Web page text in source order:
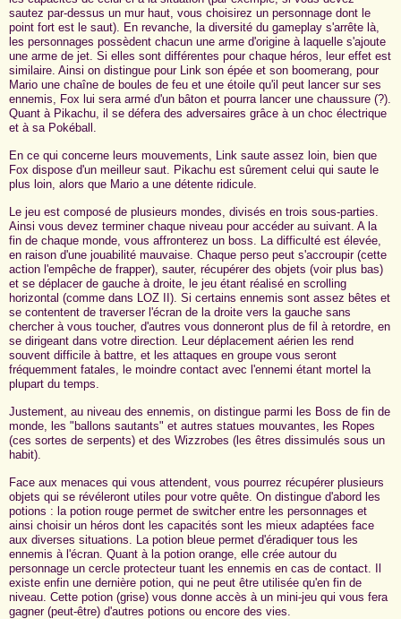
sautez par-dessus un mur haut, vous choisirez un personnage dont le
point fort est le saut). En revanche, la diversité du gameplay s'arrête là,
les personnages possèdent chacun une arme d'origine à laquelle s'ajoute
une arme de jet. Si elles sont différentes pour chaque héros, leur effet est
similaire. Ainsi on distingue pour Link son épée et son boomerang, pour
Mario une chaîne de boules de feu et une étoile qu'il peut lancer sur ses
ennemis, Fox lui sera armé d'un bâton et pourra lancer une chaussure (?).
Quant à Pikachu, il se défera des adversaires grâce à un choc électrique
et à sa Pokéball.
En ce qui concerne leurs mouvements, Link saute assez loin, bien que
Fox dispose d'un meilleur saut. Pikachu est sûrement celui qui saute le
plus loin, alors que Mario a une détente ridicule.
Le jeu est composé de plusieurs mondes, divisés en trois sous-parties.
Ainsi vous devez terminer chaque niveau pour accéder au suivant. A la
fin de chaque monde, vous affronterez un boss. La difficulté est élevée,
en raison d'une jouabilité mauvaise. Chaque perso peut s'accroupir (cette
action l'empêche de frapper), sauter, récupérer des objets (voir plus bas)
et se déplacer de gauche à droite, le jeu étant réalisé en scrolling
horizontal (comme dans LOZ II). Si certains ennemis sont assez bêtes et
se contentent de traverser l'écran de la droite vers la gauche sans
chercher à vous toucher, d'autres vous donneront plus de fil à retordre, en
se dirigeant dans votre direction. Leur déplacement aérien les rend
souvent difficile à battre, et les attaques en groupe vous seront
fréquemment fatales, le moindre contact avec l'ennemi étant mortel la
plupart du temps.
Justement, au niveau des ennemis, on distingue parmi les Boss de fin de
monde, les "ballons sautants" et autres statues mouvantes, les Ropes
(ces sortes de serpents) et des Wizzrobes (les êtres dissimulés sous un
habit).
Face aux menaces qui vous attendent, vous pourrez récupérer plusieurs
objets qui se révéleront utiles pour votre quête. On distingue d'abord les
potions : la potion rouge permet de switcher entre les personnages et
ainsi choisir un héros dont les capacités sont les mieux adaptées face
aux diverses situations. La potion bleue permet d'éradiquer tous les
ennemis à l'écran. Quant à la potion orange, elle crée autour du
personnage un cercle protecteur tuant les ennemis en cas de contact. Il
existe enfin une dernière potion, qui ne peut être utilisée qu'en fin de
niveau. Cette potion (grise) vous donne accès à un mini-jeu qui vous fera
gagner (peut-être) d'autres potions ou encore des vies.